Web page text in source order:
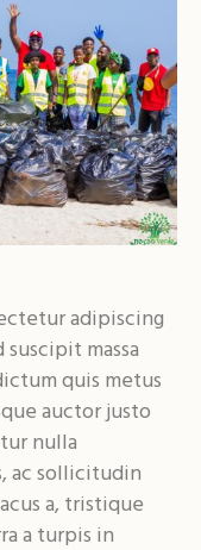
adipiscing
massa
quis metus
auctor justo
nulla
ac sollicitudin
a, tristique
a turpis in